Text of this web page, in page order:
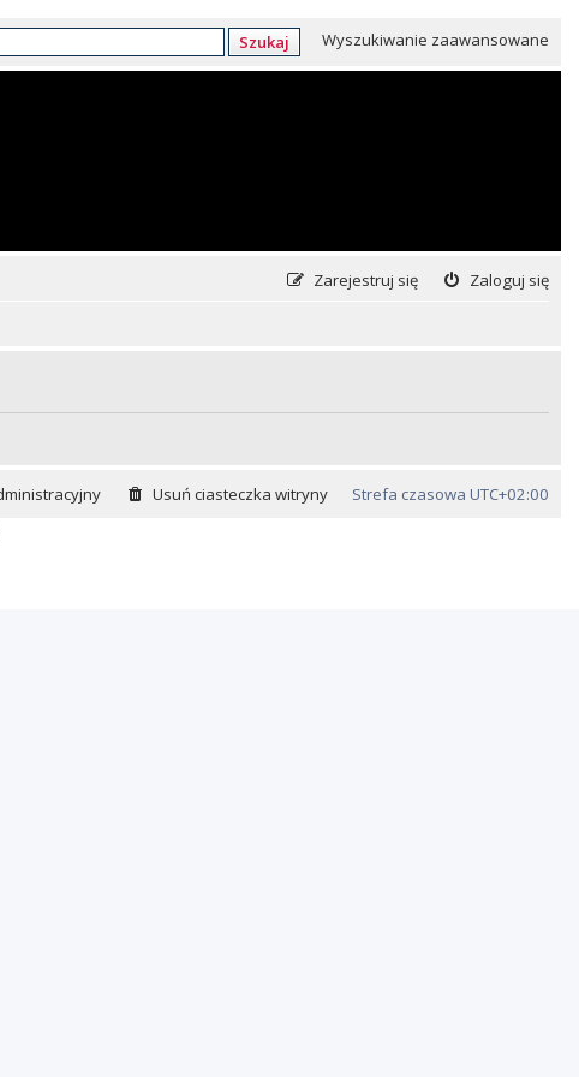
Szukaj Wyszukiwanie zaawansowane
Zaloguj się
Zarejestruj się
Strefa czasowa UTC+02:00
Usuń ciasteczka witryny